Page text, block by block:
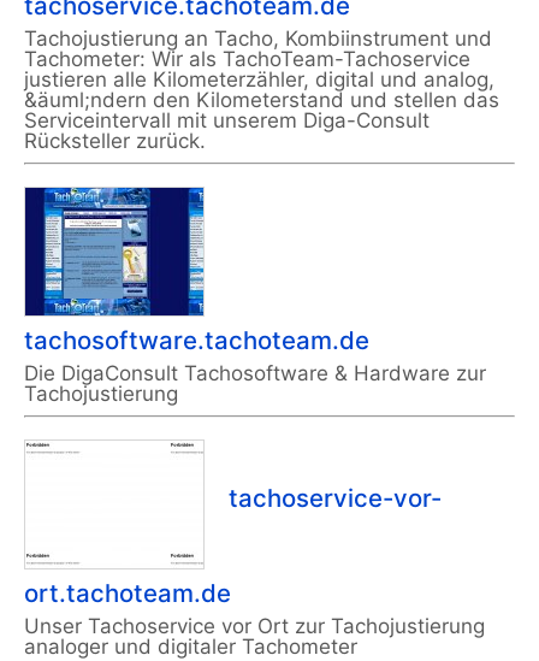
Tachojustierung an Tacho, Kombiinstrument und
Tachometer: Wir als TachoTeam-Tachoservice
justieren alle Kilometerzähler, digital und analog,
&äuml;ndern den Kilometerstand und stellen das
Serviceintervall mit unserem Diga-Consult
Rücksteller zurück.
tachosoftware.tachoteam.de
Die DigaConsult Tachosoftware & Hardware zur
Tachojustierung
tachoservice-vor-
ort.tachoteam.de
Unser Tachoservice vor Ort zur Tachojustierung
analoger und digitaler Tachometer